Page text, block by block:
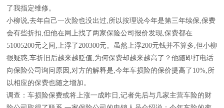
了我指定维修。
小柳说,去年自己一次险也没出过,所以按理说今年是第三年续保,保费
会有些折扣,但他在网上找了两家保险公司报价发现,保费都在
51005200元之间,上浮了200300元。虽然上浮200元钱并不算多,但小柳
很疑惑,车折旧后越来越贬值,为何保费却越来越高了？他随即打电话
向保险公司询问原因,对方的解释是,今年车损险的保价提高了10%,所
以相应的保费也随之增加。
调查：车损险保费或将上涨一成昨日,记者先后与几家主营车险的财